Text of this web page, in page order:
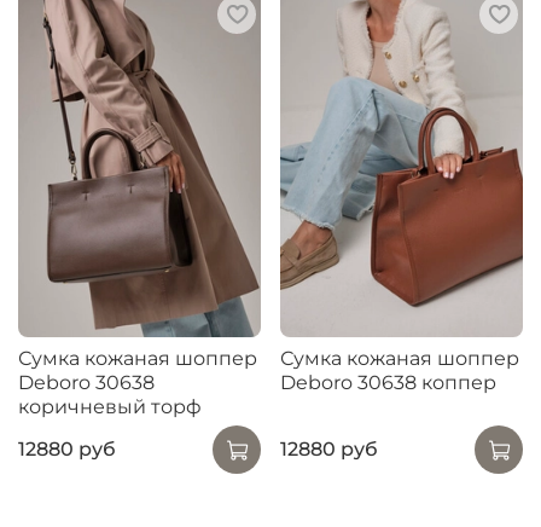
Сумка кожаная шоппер
Deboro 30638
коричневый торф
12880 руб
Сумка кожаная шоппер
Deboro 30638 коппер
12880 руб